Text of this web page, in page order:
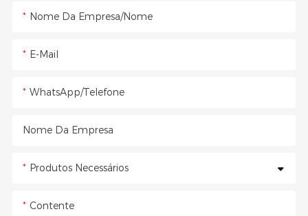
Nome Da Empresa/Nome
E-Mail
WhatsApp/Telefone
Nome Da Empresa
Produtos Necessários
Contente